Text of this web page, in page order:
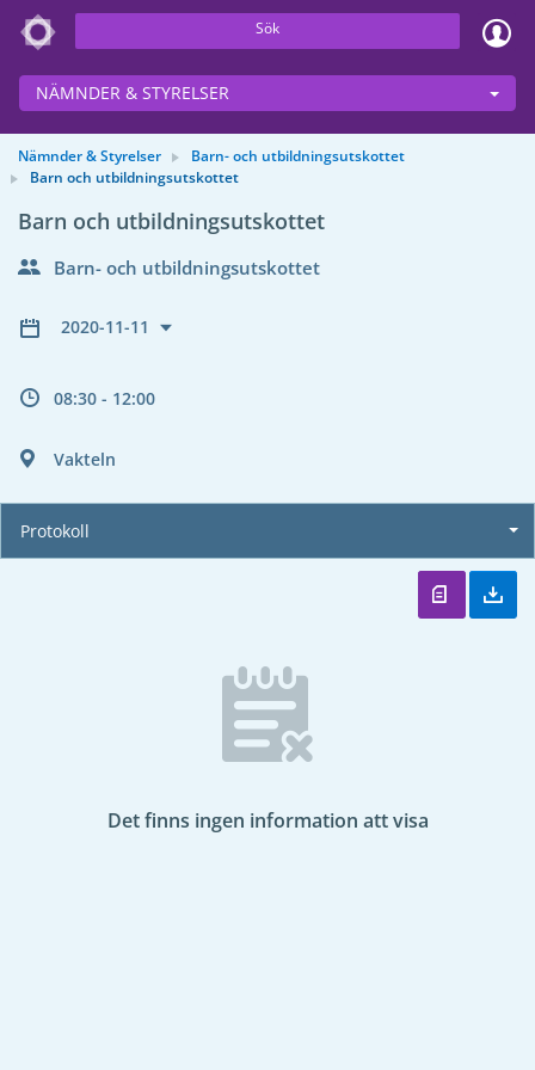
Sök
NÄMNDER & STYRELSER
Nämnder & Styrelser
Barn- och utbildningsutskottet
Barn och utbildningsutskottet
Barn och utbildningsutskottet
Barn- och utbildningsutskottet
2020-11-11
08:30 - 12:00
Vakteln
Protokoll
Det finns ingen information att visa